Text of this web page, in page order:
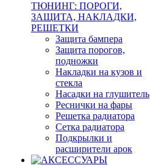
ТЮНИНГ: ПОРОГИ,
ЗАЩИТА, НАКЛАДКИ,
РЕШЕТКИ
Защита бампера
Защита порогов,
подножки
Накладки на кузов и
стекла
Насадки на глушитель
Реснички на фары
Решетка радиатора
Сетка радиатора
Подкрылки и
расширители арок